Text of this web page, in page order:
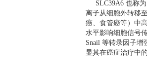
SLC39A6 也称为
离子从细胞外转移
癌、食管癌等）中
水平影响细胞信号
Snail 等转录因子
显其在癌症治疗中